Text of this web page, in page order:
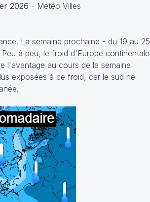
2026 - Météo Villes
La semaine prochaine - du 19 au 25
à peu, le froid d'Europe continentale
l'avantage au cours de la semaine
exposées à ce froid, car le sud ne